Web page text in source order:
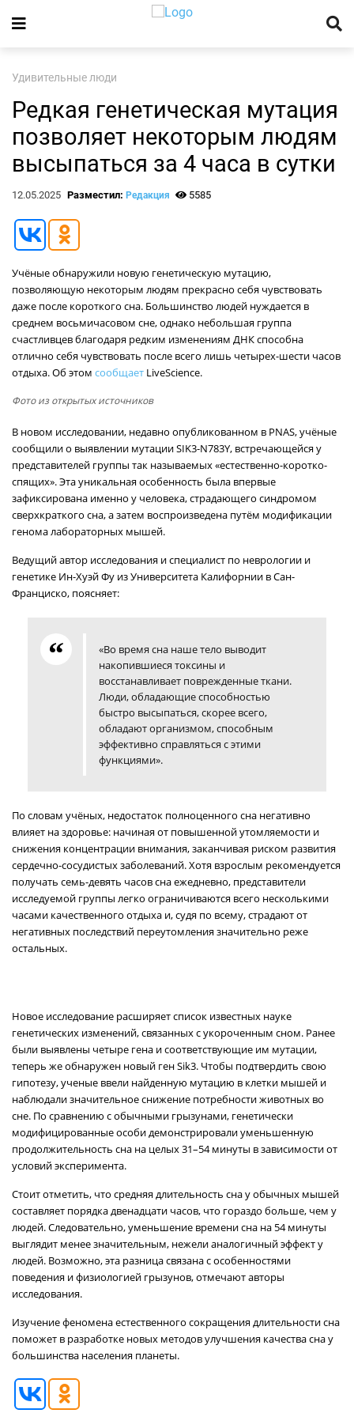
Удивительные люди
Редкая генетическая мутация
позволяет некоторым людям
высыпаться за 4 часа в сутки
12.05.2025 Разместил: Редакция 5585
Учёные обнаружили новую генетическую мутацию,
позволяющую некоторым людям прекрасно себя чувствовать
даже после короткого сна. Большинство людей нуждается в
среднем восьмичасовом сне, однако небольшая группа
счастливцев благодаря редким изменениям ДНК способна
отлично себя чувствовать после всего лишь четырех-шести часов
отдыха. Об этом сообщает LiveScience.
Фото из открытых источников
В новом исследовании, недавно опубликованном в PNAS, учёные
сообщили о выявлении мутации SIK3-N783Y, встречающейся у
представителей группы так называемых «естественно-коротко-
спящих». Эта уникальная особенность была впервые
зафиксирована именно у человека, страдающего синдромом
сверхкраткого сна, а затем воспроизведена путём модификации
генома лабораторных мышей.
Ведущий автор исследования и специалист по неврологии и
генетике Ин-Хуэй Фу из Университета Калифорнии в Сан-
Франциско, поясняет:
«Во время сна наше тело выводит
накопившиеся токсины и
восстанавливает поврежденные ткани.
Люди, обладающие способностью
быстро высыпаться, скорее всего,
обладают организмом, способным
эффективно справляться с этими
функциями».
По словам учёных, недостаток полноценного сна негативно
влияет на здоровье: начиная от повышенной утомляемости и
снижения концентрации внимания, заканчивая риском развития
сердечно-сосудистых заболеваний. Хотя взрослым рекомендуется
получать семь-девять часов сна ежедневно, представители
исследуемой группы легко ограничиваются всего несколькими
часами качественного отдыха и, судя по всему, страдают от
негативных последствий переутомления значительно реже
остальных.
Новое исследование расширяет список известных науке
генетических изменений, связанных с укороченным сном. Ранее
были выявлены четыре гена и соответствующие им мутации,
теперь же обнаружен новый ген Sik3. Чтобы подтвердить свою
гипотезу, ученые ввели найденную мутацию в клетки мышей и
наблюдали значительное снижение потребности животных во
сне. По сравнению с обычными грызунами, генетически
модифицированные особи демонстрировали уменьшенную
продолжительность сна на целых 31–54 минуты в зависимости от
условий эксперимента.
Стоит отметить, что средняя длительность сна у обычных мышей
составляет порядка двенадцати часов, что гораздо больше, чем у
людей. Следовательно, уменьшение времени сна на 54 минуты
выглядит менее значительным, нежели аналогичный эффект у
людей. Возможно, эта разница связана с особенностями
поведения и физиологией грызунов, отмечают авторы
исследования.
Изучение феномена естественного сокращения длительности сна
поможет в разработке новых методов улучшения качества сна у
большинства населения планеты.